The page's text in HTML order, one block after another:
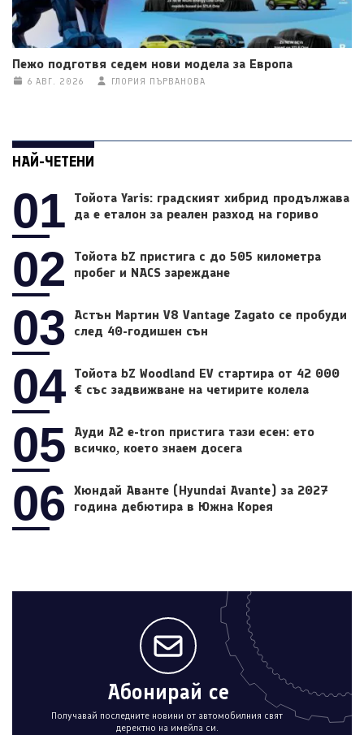
Пежо подготвя седем нови модела за Европа
6 АВГ. 2026 ГЛОРИЯ ПЪРВАНОВА
НАЙ-ЧЕТЕНИ
01
Тойота Yaris: градският хибрид продължава
да е еталон за реален разход на гориво
02
Тойота bZ пристига с до 505 километра
пробег и NACS зареждане
03
Астън Мартин V8 Vantage Zagato се пробуди
след 40-годишен сън
04 Тойота bZ Woodland EV стартира от 42 000
€ със задвижване на четирите колела
05
Ауди A2 e-tron пристига тази есен: ето
всичко, което знаем досега
06
Хюндай Аванте (Hyundai Avante) за 2027
година дебютира в Южна Корея
Абонирай се
Получавай последните новини от автомобилния свят
деректно на имейла си.